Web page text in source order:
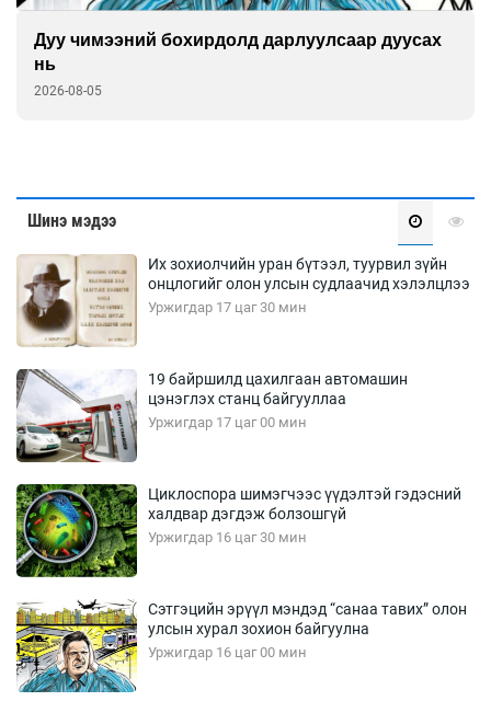
Дуу чимээний бохирдолд дарлуулсаар дуусах
нь
2026-08-05
Шинэ мэдээ
Их зохиолчийн уран бүтээл, туурвил зүйн
онцлогийг олон улсын судлаачид хэлэлцлээ
Уржигдар 17 цаг 30 мин
19 байршилд цахилгаан автомашин
цэнэглэх станц байгууллаа
Уржигдар 17 цаг 00 мин
Циклоспора шимэгчээс үүдэлтэй гэдэсний
халдвар дэгдэж болзошгүй
Уржигдар 16 цаг 30 мин
Сэтгэцийн эрүүл мэндэд “санаа тавих” олон
улсын хурал зохион байгуулна
Уржигдар 16 цаг 00 мин